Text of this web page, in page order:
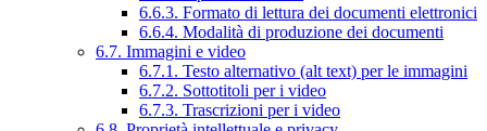
6.6.3. Formato di lettura dei documenti elettronici
6.6.4. Modalità di produzione dei documenti
6.7. Immagini e video
6.7.1. Testo alternativo (alt text) per le immagini
6.7.2. Sottotitoli per i video
6.7.3. Trascrizioni per i video